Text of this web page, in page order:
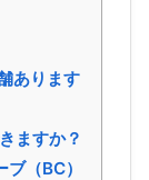
あります
ますか？
（BC）